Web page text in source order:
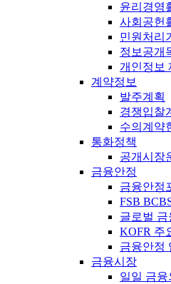
윤리경영
사회공헌
민원처리
정보공개
개인정보
계약정보
발주계획
경쟁입찰
수의계약
통화정책
공개시장
금융안정
금융안정
FSB
글로벌 금
KOFR 주
금융안정
금융시장
일일 금